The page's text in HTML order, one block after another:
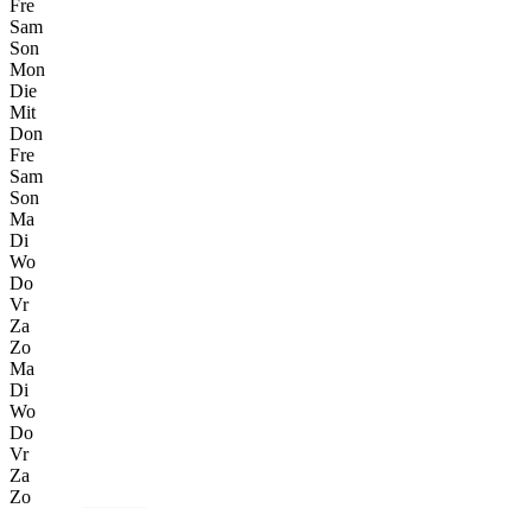
Fre
Sam
Son
Mon
Die
Mit
Don
Fre
Sam
Son
Ma
Di
Wo
Do
Vr
Za
Zo
Ma
Di
Wo
Do
Vr
Za
Zo